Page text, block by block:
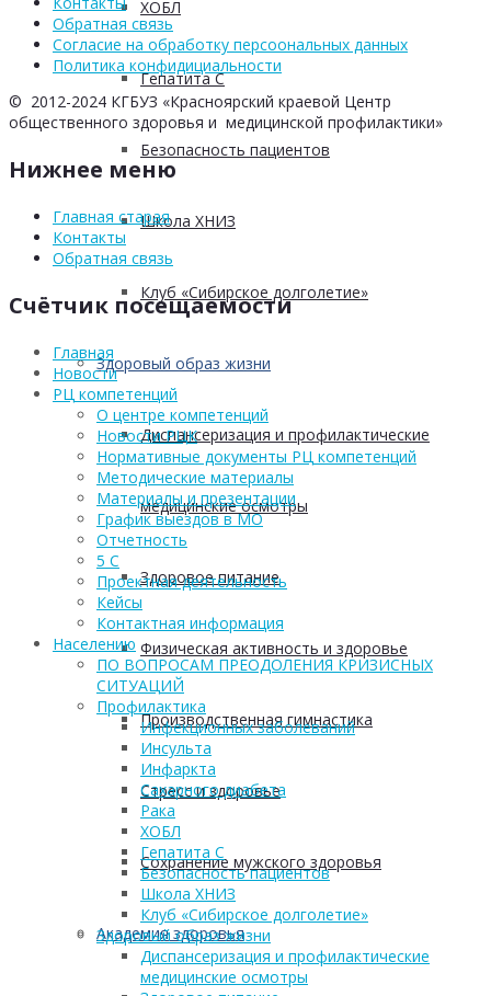
ХОБЛ
Гепатита С
Безопасность пациентов
Школа ХНИЗ
Клуб «Сибирское долголетие»
Здоровый образ жизни
Диспансеризация и профилактические
медицинские осмотры
Здоровое питание
Физическая активность и здоровье
Производственная гимнастика
Стресс и здоровье
Сохранение мужского здоровья
Академия здоровья
Обратная связь
Согласие на обработку персоональных данных
Политика конфидициальности
© 2012-2024 КГБУЗ «Красноярский краевой Центр
общественного здоровья и медицинской профилактики»
Нижнее меню
Главная старая
Контакты
Обратная связь
Счётчик посещаемости
Главная
Новости
РЦ компетенций
О центре компетенций
Новости РЦК
Нормативные документы РЦ компетенций
Методические материалы
Материалы и презентации
График выездов в МО
Отчетность
5 С
Проектная деятельность
Кейсы
Контактная информация
Населению
ПО ВОПРОСАМ ПРЕОДОЛЕНИЯ КРИЗИСНЫХ
СИТУАЦИЙ
Профилактика
Инфекционных заболеваний
Инсульта
Инфаркта
Сахарного диабета
Рака
ХОБЛ
Гепатита С
Безопасность пациентов
Школа ХНИЗ
Клуб «Сибирское долголетие»
Здоровый образ жизни
Диспансеризация и профилактические
медицинские осмотры